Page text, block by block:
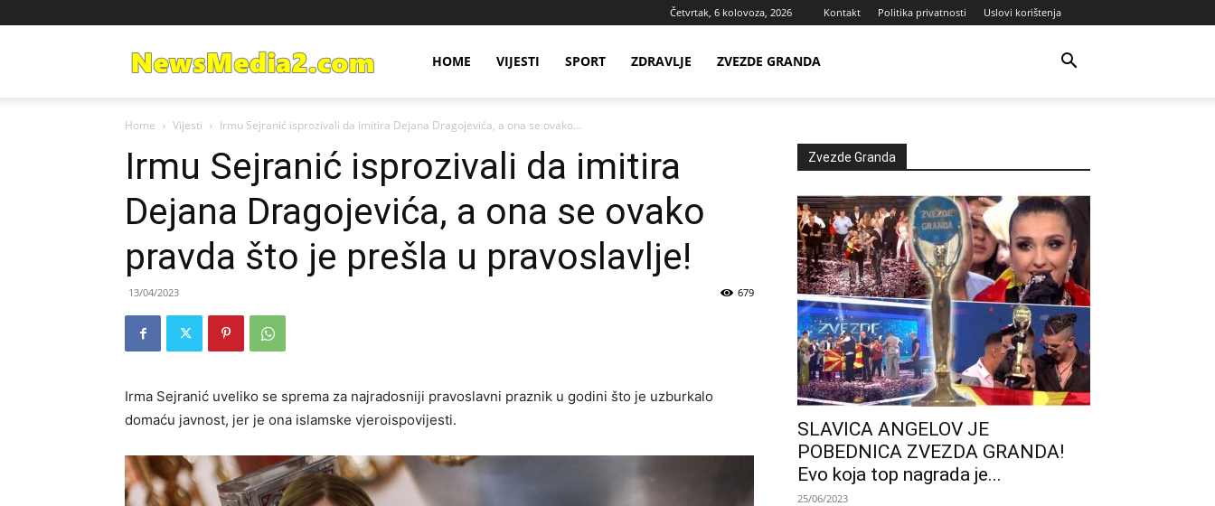
Četvrtak, 6 kolovoza, 2026 Kontakt Politika privatnosti Uslovi korištenja
Media
HOME VIJESTI SPORT ZDRAVLJE ZVEZDE GRANDA
Home Vijesti Irmu Sejranić isprozivali da imitira Dejana Dragojevića, a ona se ovako...
Irmu Sejranić isprozivali da imitira
Dejana Dragojevića, a ona se ovako
pravda što je prešla u pravoslavlje!
13/04/2023 679
Irma Sejranić uveliko se sprema za najradosniji pravoslavni praznik u godini što je uzburkalo
domaću javnost, jer je ona islamske vjeroispovijesti.
Zvezde Granda
SLAVICA ANGELOV JE
POBEDNICA ZVEZDA GRANDA!
Evo koja top nagrada je...
25/06/2023